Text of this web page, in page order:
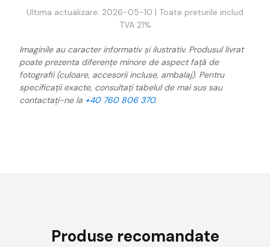
Ultima actualizare: 2026-05-10 | Toate preturile includ
TVA 21%
Imaginile au caracter informativ și ilustrativ. Produsul livrat
poate prezenta diferențe minore de aspect față de
fotografii (culoare, accesorii incluse, ambalaj). Pentru
specificații exacte, consultați tabelul de mai sus sau
contactați-ne la +40 760 806 370.
Produse recomandate